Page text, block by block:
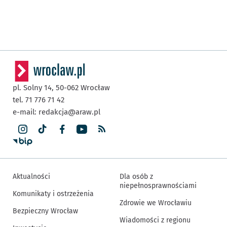
pl. Solny 14, 50-062 Wrocław
tel. 71 776 71 42
e-mail: redakcja@araw.pl
Aktualności
Komunikaty i ostrzeżenia
Bezpieczny Wrocław
Dla osób z
niepełnosprawnościami
Zdrowie we Wrocławiu
Wiadomości z regionu